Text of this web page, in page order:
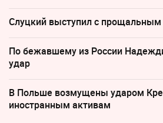
Слуцкий выступил с
По бежавшему из России
удар
В Польше возмущены ударом
иностранным активам